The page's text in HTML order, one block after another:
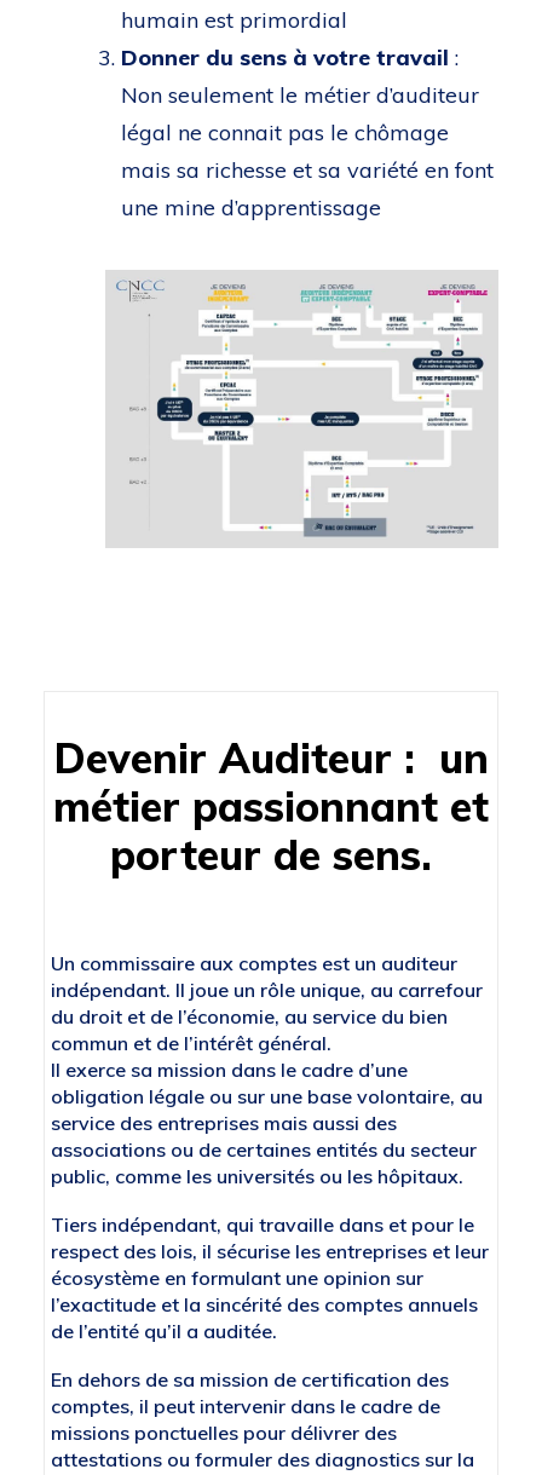
humain est primordial
Donner du sens à votre travail :
Non seulement le métier d’auditeur
légal ne connait pas le chômage
mais sa richesse et sa variété en font
une mine d’apprentissage
Devenir Auditeur : un
métier passionnant et
porteur de sens.
Un commissaire aux comptes est un auditeur
indépendant. Il joue un rôle unique, au carrefour
du droit et de l’économie, au service du bien
commun et de l’intérêt général.
Il exerce sa mission dans le cadre d’une
obligation légale ou sur une base volontaire, au
service des entreprises mais aussi des
associations ou de certaines entités du secteur
public, comme les universités ou les hôpitaux.
Tiers indépendant, qui travaille dans et pour le
respect des lois, il sécurise les entreprises et leur
écosystème en formulant une opinion sur
l’exactitude et la sincérité des comptes annuels
de l’entité qu’il a auditée.
En dehors de sa mission de certification des
comptes, il peut intervenir dans le cadre de
missions ponctuelles pour délivrer des
attestations ou formuler des diagnostics sur la